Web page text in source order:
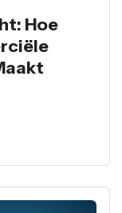
Hoe